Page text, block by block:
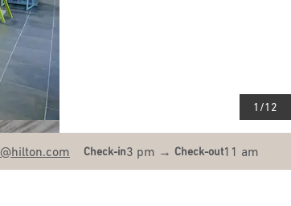
1 /12
@hilton.com Check-in3 pm → Check-out11 am